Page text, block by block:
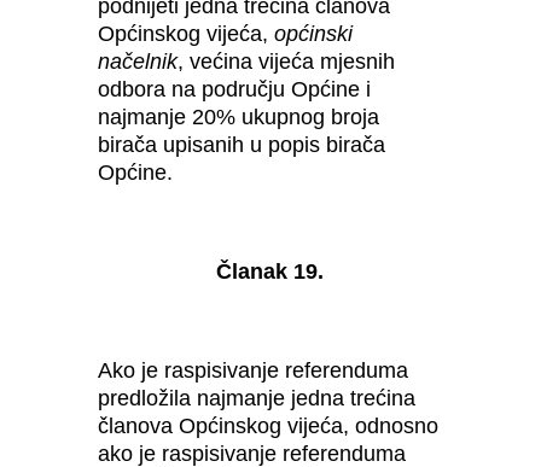
podnijeti jedna trećina članova
Općinskog vijeća, općinski
načelnik, većina vijeća mjesnih
odbora na području Općine i
najmanje 20% ukupnog broja
birača upisanih u popis birača
Općine.
Članak 19.
Ako je raspisivanje referenduma
predložila najmanje jedna trećina
članova Općinskog vijeća, odnosno
ako je raspisivanje referenduma